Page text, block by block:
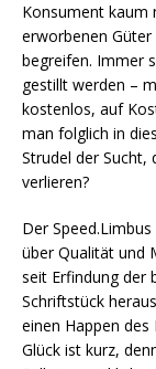
Konsument kaum
erworbenen Güter
begreifen. Immer
gestillt werden –
kostenlos, auf
man folglich in
Strudel der Sucht,
verlieren?
Der
über Qualität und
seit Erfindung der
Schriftstück
einen Happen
Glück ist kurz,